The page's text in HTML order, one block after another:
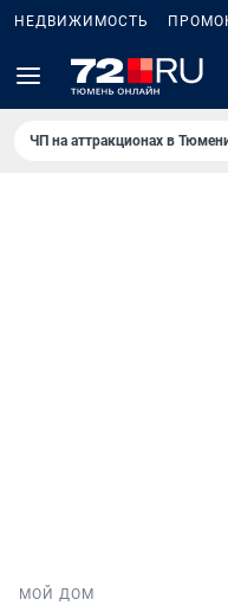
НЕДВИЖИМОСТЬ
ЧП на аттракционах в
МОЙ ДОМ